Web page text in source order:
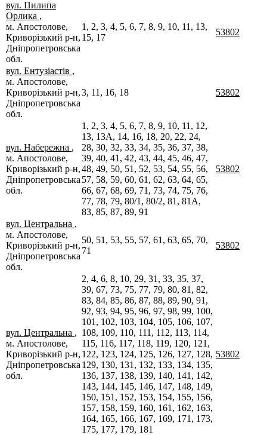
вул. Пилипа
Орлика ,
м. Апостолове,
Криворізький р-н,
Дніпропетровська
обл.
1, 2, 3, 4, 5, 6, 7, 8, 9, 10, 11, 13,
15, 17
53802
вул. Ентузіастів ,
м. Апостолове,
Криворізький р-н,
Дніпропетровська
обл.
3, 11, 16, 18 53802
вул. Набережна ,
м. Апостолове,
Криворізький р-н,
Дніпропетровська
обл.
1, 2, 3, 4, 5, 6, 7, 8, 9, 10, 11, 12,
13, 13А, 14, 16, 18, 20, 22, 24,
28, 30, 32, 33, 34, 35, 36, 37, 38,
39, 40, 41, 42, 43, 44, 45, 46, 47,
48, 49, 50, 51, 52, 53, 54, 55, 56,
57, 58, 59, 60, 61, 62, 63, 64, 65,
66, 67, 68, 69, 71, 73, 74, 75, 76,
77, 78, 79, 80/1, 80/2, 81, 81А,
83, 85, 87, 89, 91
53802
вул. Центральна ,
м. Апостолове,
Криворізький р-н,
Дніпропетровська
обл.
50, 51, 53, 55, 57, 61, 63, 65, 70,
71
53802
вул. Центральна ,
м. Апостолове,
Криворізький р-н,
Дніпропетровська
обл.
2, 4, 6, 8, 10, 29, 31, 33, 35, 37,
39, 67, 73, 75, 77, 79, 80, 81, 82,
83, 84, 85, 86, 87, 88, 89, 90, 91,
92, 93, 94, 95, 96, 97, 98, 99, 100,
101, 102, 103, 104, 105, 106, 107,
108, 109, 110, 111, 112, 113, 114,
115, 116, 117, 118, 119, 120, 121,
122, 123, 124, 125, 126, 127, 128,
129, 130, 131, 132, 133, 134, 135,
136, 137, 138, 139, 140, 141, 142,
143, 144, 145, 146, 147, 148, 149,
150, 151, 152, 153, 154, 155, 156,
157, 158, 159, 160, 161, 162, 163,
164, 165, 166, 167, 169, 171, 173,
175, 177, 179, 181
53802